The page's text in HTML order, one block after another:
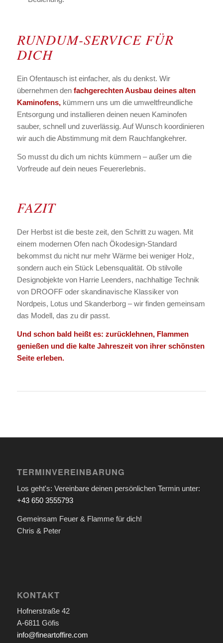
RUNDUM-SERVICE FÜR
DICH
Ein Ofentausch ist einfacher, als du denkst. Wir
übernehmen den fachgerechten Ausbau deines alten
Kaminofens,kümmern uns um die umweltfreundliche
Entsorgung und installieren deinen neuen Kaminofen
sauber, schnell und zuverlässig. Auf Wunsch koordinieren
wir auch die Abstimmung mit dem Rauchfangkehrer.
So musst du dich um nichts kümmern – außer um die
Vorfreude auf dein neues Feuererlebnis.
FAZIT
Der Herbst ist die beste zeit, den Schritt zu wagen. Mit
einem modernen Ofen nach Ökodesign-Standard
bekommst du nicht nur mehr Wärme bei weniger Holz,
sondern auch ein Stück Lebensqualität. Ob stilvolle
Designobjekte von Harrie Leenders, nachhaltige Technik
von DROOFF oder skandinavische Klassiker von
Nordpeis, Lotus und Skanderborg – wir finden gemeinsam
das Modell, das zu dir passt.
Und schon bald heißt es: zurücklehnen, Flammen
genießen und die kalte Jahreszeit von ihrer schönsten
Seite erleben.
TERMINVEREINBARUNG
Los geht's: Vereinbare deinen persönlichen Termin unter:
+43 650 3555793
Gemeinsam Feuer & Flamme für dich!
Chris & Peter
KONTAKT
Hofnerstraße 42
A-6811 Göfis
info@fineartoffire.com